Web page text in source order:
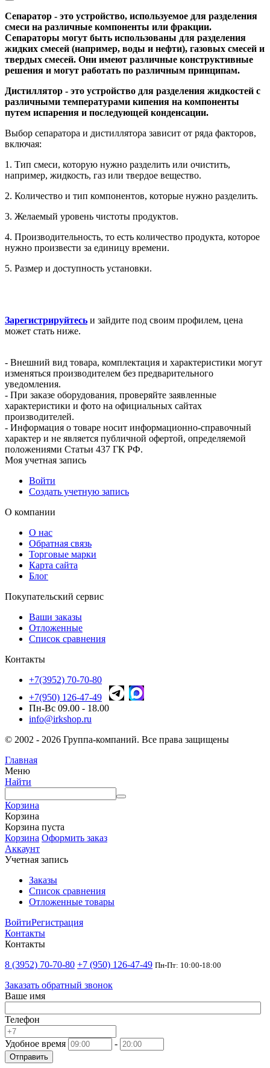
Сепаратор - это устройство, используемое для разделения
смеси на различные компоненты или фракции.
Сепараторы могут быть использованы для разделения
жидких смесей (например, воды и нефти), газовых смесей и
твердых смесей. Они имеют различные конструктивные
решения и могут работать по различным принципам.
Дистиллятор - это устройство для разделения жидкостей с
различными температурами кипения на компоненты
путем испарения и последующей конденсации.
Выбор сепаратора и дистиллятора зависит от ряда факторов,
включая:
1. Тип смеси, которую нужно разделить или очистить,
например, жидкость, газ или твердое вещество.
2. Количество и тип компонентов, которые нужно разделить.
3. Желаемый уровень чистоты продуктов.
4. Производительность, то есть количество продукта, которое
нужно произвести за единицу времени.
5. Размер и доступность установки.
Зарегистрируйтесь и зайдите под своим профилем, цена
может стать ниже.
- Внешний вид товара, комплектация и характеристики могут
изменяться производителем без предварительного
уведомления.
- При заказе оборудования, проверяйте заявленные
характеристики и фото на официальных сайтах
производителей.
- Информация о товаре носит информационно-справочный
характер и не является публичной офертой, определяемой
положениями Статьи 437 ГК РФ.
Моя учетная запись
Войти
Создать учетную запись
О компании
О нас
Обратная связь
Торговые марки
Карта сайта
Блог
Покупательский сервис
Ваши заказы
Отложенные
Список сравнения
Контакты
+7(3952) 70-70-80
+7(950) 126-47-49
Пн-Вс 09.00 - 18.00
info@irkshop.ru
© 2002 - 2026 Группа-компаний. Все права защищены
Главная
Меню
Найти
Корзина
Корзина
Корзина пуста
Корзина Оформить заказ
Аккаунт
Учетная запись
Заказы
Список сравнения
Отложенные товары
ВойтиРегистрация
Контакты
Контакты
8 (3952) 70-70-80 +7 (950) 126-47-49 Пн-Пт: 10:00-18:00
Заказать обратный звонок
Ваше имя
Телефон
Удобное время -
Отправить